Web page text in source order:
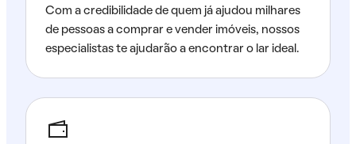
Com a credibilidade de quem já ajudou milhares
de pessoas a comprar e vender imóveis, nossos
especialistas te ajudarão a encontrar o lar ideal.